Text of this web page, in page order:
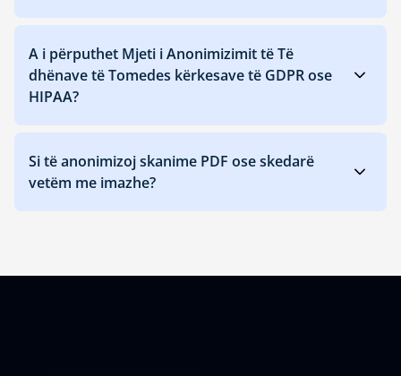
A i përputhet Mjeti i Anonimizimit të Të
dhënave të Tomedes kërkesave të GDPR ose
HIPAA?
Si të anonimizoj skanime PDF ose skedarë
vetëm me imazhe?